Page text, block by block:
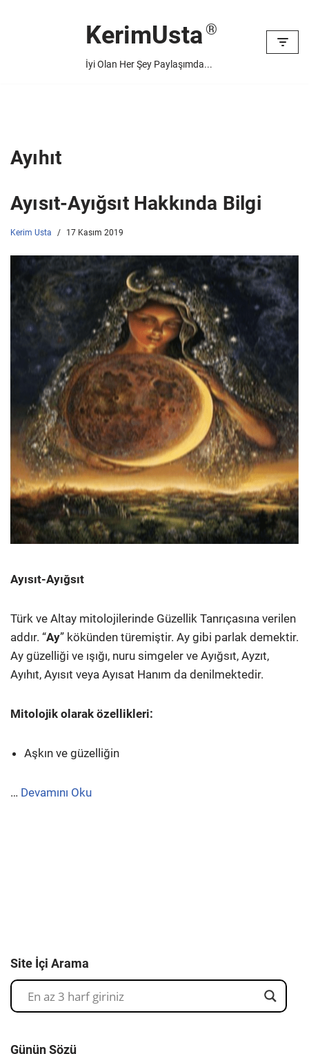
KerimUsta
İyi Olan Her Şey Paylaşımda...
Ayıhıt
Ayısıt-Ayığsıt Hakkında Bilgi
Kerim Usta 17 Kasım 2019
Ayısıt-Ayığsıt
Türk ve Altay mitolojilerinde Güzellik Tanrıçasına verilen
addır. “Ay” kökünden türemiştir. Ay gibi parlak demektir.
Ay güzelliği ve ışığı, nuru simgeler ve Ayığsıt, Ayzıt,
Ayıhıt, Ayısıt veya Ayısat Hanım da denilmektedir.
Mitolojik olarak özellikleri:
Aşkın ve güzelliğin
… Devamını Oku
Site İçi Arama
Günün Sözü